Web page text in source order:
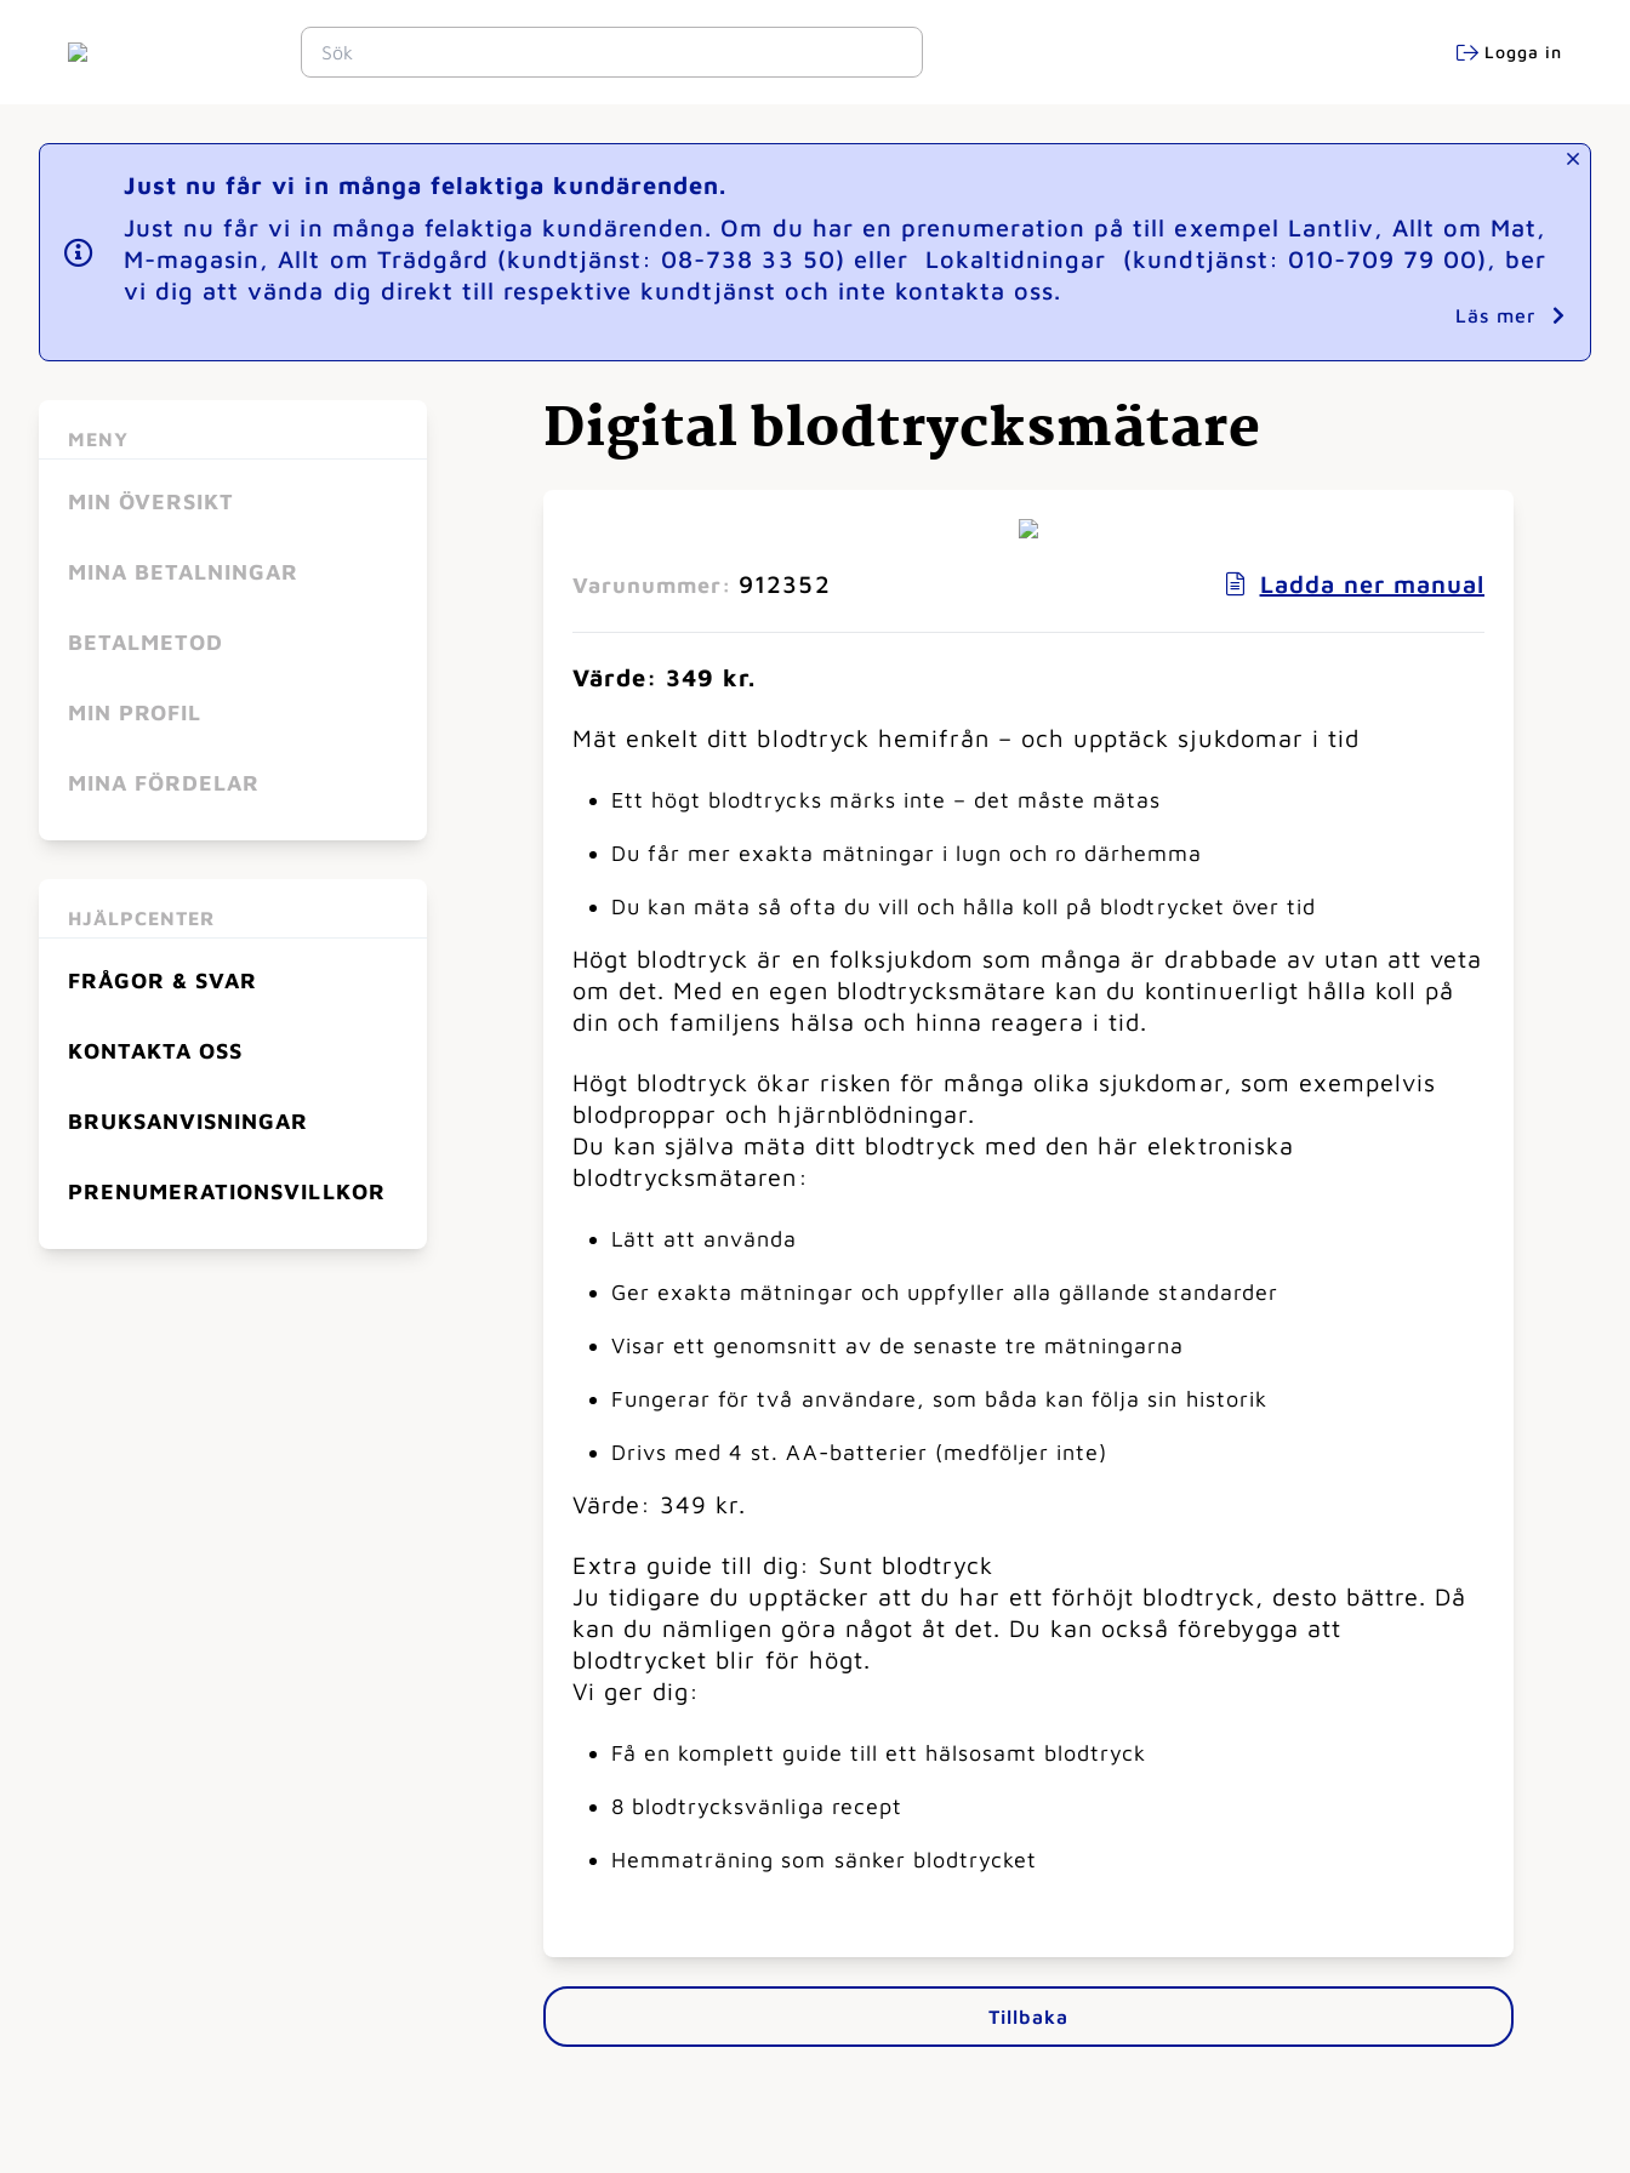
Logga in
Just nu får vi in många felaktiga kundärenden.
Just nu får vi in många felaktiga kundärenden. Om du har en prenumeration på till exempel Lantliv, Allt om Mat,
M-magasin, Allt om Trädgård (kundtjänst: 08-738 33 50) eller Lokaltidningar (kundtjänst: 010-709 79 00), ber
vi dig att vända dig direkt till respektive kundtjänst och inte kontakta oss.
Läs mer
MENY
MIN ÖVERSIKT
MINA BETALNINGAR
BETALMETOD
MIN PROFIL
MINA FÖRDELAR
HJÄLPCENTER
FRÅGOR & SVAR
KONTAKTA OSS
BRUKSANVISNINGAR
PRENUMERATIONSVILLKOR
Digital blodtrycksmätare
Varunummer: 912352 Ladda ner manual
Värde: 349 kr.
Mät enkelt ditt blodtryck hemifrån – och upptäck sjukdomar i tid
Ett högt blodtrycks märks inte – det måste mätas
Du får mer exakta mätningar i lugn och ro därhemma
Du kan mäta så ofta du vill och hålla koll på blodtrycket över tid
Högt blodtryck är en folksjukdom som många är drabbade av utan att veta
om det. Med en egen blodtrycksmätare kan du kontinuerligt hålla koll på
din och familjens hälsa och hinna reagera i tid.
Högt blodtryck ökar risken för många olika sjukdomar, som exempelvis
blodproppar och hjärnblödningar.
Du kan själva mäta ditt blodtryck med den här elektroniska
blodtrycksmätaren:
Lätt att använda
Ger exakta mätningar och uppfyller alla gällande standarder
Visar ett genomsnitt av de senaste tre mätningarna
Fungerar för två användare, som båda kan följa sin historik
Drivs med 4 st. AA-batterier (medföljer inte)
Värde: 349 kr.
Extra guide till dig: Sunt blodtryck
Ju tidigare du upptäcker att du har ett förhöjt blodtryck, desto bättre. Då
kan du nämligen göra något åt det. Du kan också förebygga att
blodtrycket blir för högt.
Vi ger dig:
Få en komplett guide till ett hälsosamt blodtryck
8 blodtrycksvänliga recept
Hemmaträning som sänker blodtrycket
Tillbaka